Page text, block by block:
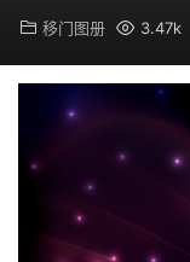
移门图册 3.47k